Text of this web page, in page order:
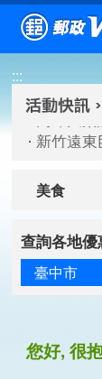
跳到主要內容區
:::
高雄大
臺北三
高雄大
新竹遠
美食
查詢各地
臺中市
您好, 很